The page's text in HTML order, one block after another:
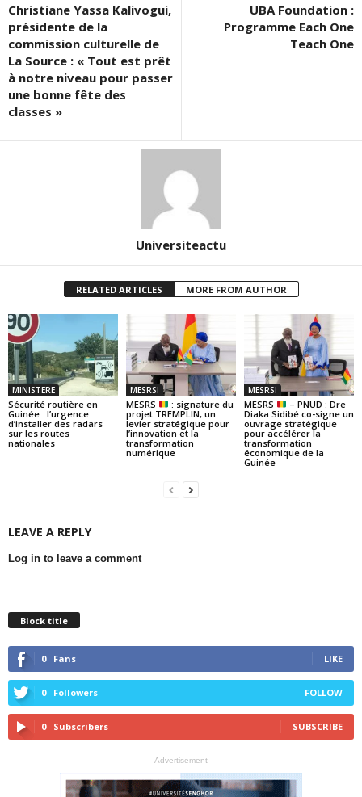
Christiane Yassa Kalivogui,
présidente de la
commission culturelle de
La Source : « Tout est prêt
à notre niveau pour passer
une bonne fête des
classes »
UBA Foundation :
Programme Each One
Teach One
Universiteactu
RELATED ARTICLES MORE FROM AUTHOR
MINISTERE
Sécurité routière en
Guinée : l’urgence
d’installer des radars
sur les routes
nationales
MESRSI
MESRS
: signature du
projet TREMPLIN, un
levier stratégique pour
l’innovation et la
transformation
numérique
MESRSI
MESRS
– PNUD : Dre
Diaka Sidibé co-signe un
ouvrage stratégique
pour accélérer la
transformation
économique de la
Guinée
LEAVE A REPLY
Log in to leave a comment
Block title
0 Fans LIKE
0 Followers FOLLOW
0 Subscribers SUBSCRIBE
- Advertisement -